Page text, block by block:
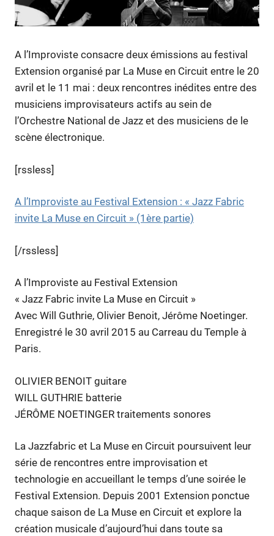
A l’Improviste consacre deux émissions au festival
Extension organisé par La Muse en Circuit entre le 20
avril et le 11 mai : deux rencontres inédites entre des
musiciens improvisateurs actifs au sein de
l’Orchestre National de Jazz et des musiciens de le
scène électronique.
[rssless]
A l’Improviste au Festival Extension : « Jazz Fabric
invite La Muse en Circuit » (1ère partie)
[/rssless]
A l’Improviste au Festival Extension
« Jazz Fabric invite La Muse en Circuit »
Avec Will Guthrie, Olivier Benoit, Jérôme Noetinger.
Enregistré le 30 avril 2015 au Carreau du Temple à
Paris.
OLIVIER BENOIT guitare
WILL GUTHRIE batterie
JÉRÔME NOETINGER traitements sonores
La Jazzfabric et La Muse en Circuit poursuivent leur
série de rencontres entre improvisation et
technologie en accueillant le temps d’une soirée le
Festival Extension. Depuis 2001 Extension ponctue
chaque saison de La Muse en Circuit et explore la
création musicale d’aujourd’hui dans toute sa